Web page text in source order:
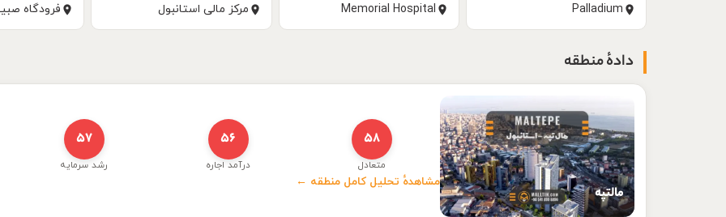
Palladium
Memorial Hospital مرکز مالی استانبول فرودگاه
دادهٔ منطقه
مالتپه
۵۸
متعادل
۵۶
درآمد اجاره
۵۷
رشد سرمایه
مشاهدهٔ تحلیل کامل منطقه ←